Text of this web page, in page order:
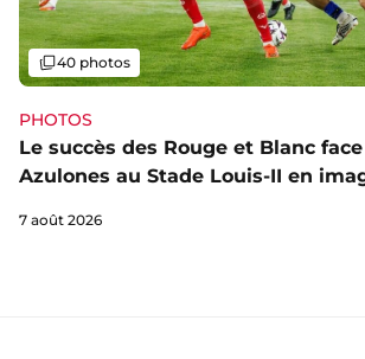
PHOTOS
Le succès des Rouge et Blanc
Azulones au Stade Louis-II en
Galerie
40 photos
7 août 2026